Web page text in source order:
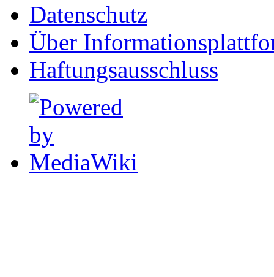
Datenschutz
Über
Haftungsausschluss